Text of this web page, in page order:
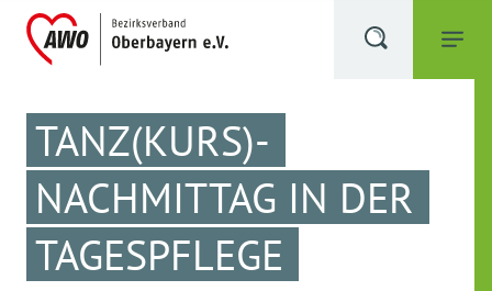
TANZ(KURS)-
NACHMITTAG IN DER
TAGESPFLEGE